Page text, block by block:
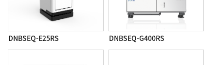
DNBSEQ-E25RS DNBSEQ-G400RS